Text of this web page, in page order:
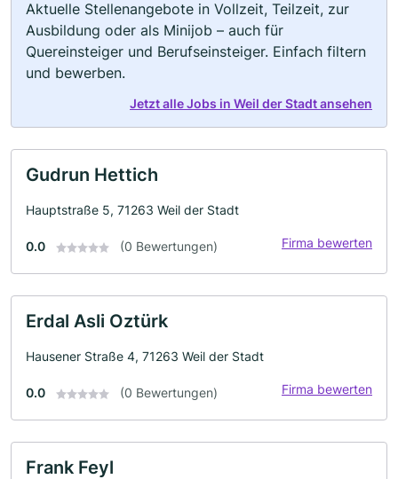
Aktuelle Stellenangebote in Vollzeit, Teilzeit, zur
Ausbildung oder als Minijob – auch für
Quereinsteiger und Berufseinsteiger. Einfach filtern
und bewerben.
Jetzt alle Jobs in Weil der Stadt ansehen
Gudrun Hettich
Hauptstraße 5, 71263 Weil der Stadt
0.0 (0 Bewertungen) Firma bewerten
Erdal Asli Oztürk
Hausener Straße 4, 71263 Weil der Stadt
0.0 (0 Bewertungen) Firma bewerten
Frank Feyl